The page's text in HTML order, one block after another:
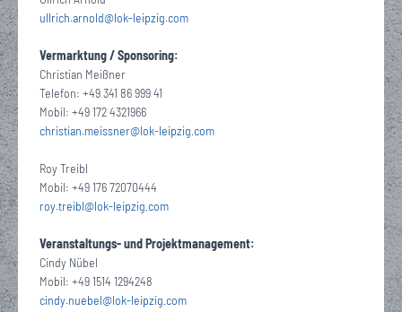
ullrich.arnold@lok-leipzig.com
Vermarktung / Sponsoring:
Christian Meißner
Telefon: +49 341 86 999 41
Mobil: +49 172 4321966
christian.meissner@lok-leipzig·com
Roy Treibl
Mobil: +49 176 72070444
roy.treibl@lok-leipzig·com
Veranstaltungs- und Projektmanagement:
Cindy Nübel
Mobil: +49 1514 1294248
cindy.nuebel@lok-leipzig·com